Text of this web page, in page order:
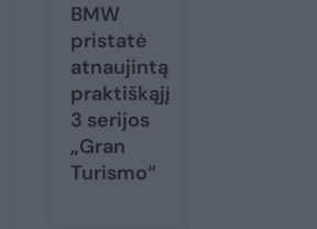
BMW
pristatė
atnaujintą
praktiškąjį
3 serijos
„Gran
Turismo“